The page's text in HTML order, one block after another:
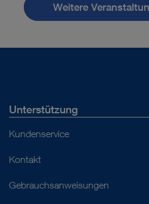
Weitere
Unterstützung
Kundenservice
Kontakt
Gebrauchsanweisungen